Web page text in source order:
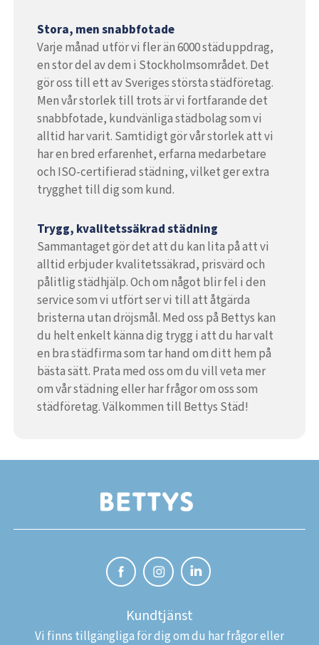
Stora, men snabbfotade
Varje månad utför vi fler än 6000 städuppdrag,
en stor del av dem i Stockholmsområdet. Det
gör oss till ett av Sveriges största städföretag.
Men vår storlek till trots är vi fortfarande det
snabbfotade, kundvänliga städbolag som vi
alltid har varit. Samtidigt gör vår storlek att vi
har en bred erfarenhet, erfarna medarbetare
och ISO-certifierad städning, vilket ger extra
trygghet till dig som kund.
Trygg, kvalitetssäkrad städning
Sammantaget gör det att du kan lita på att vi
alltid erbjuder kvalitetssäkrad, prisvärd och
pålitlig städhjälp. Och om något blir fel i den
service som vi utfört ser vi till att åtgärda
bristerna utan dröjsmål. Med oss på Bettys kan
du helt enkelt känna dig trygg i att du har valt
en bra städfirma som tar hand om ditt hem på
bästa sätt. Prata med oss om du vill veta mer
om vår städning eller har frågor om oss som
städföretag. Välkommen till Bettys Städ!
Kundtjänst
Vi finns tillgängliga för dig om du har frågor eller